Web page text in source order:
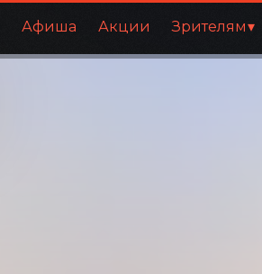
Афиша Акции Зрителям